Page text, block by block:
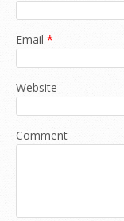
Email *
Website
Comment